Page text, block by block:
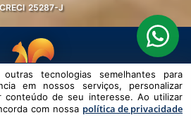
CRECI 25287-J
PELAAGIL.NET
tecnologias semelhantes para melhorar a
tecnologias semelhantes para
em nossos serviços, personalizar
conteúdo de seu interesse. Ao utilizar
com nossa política de privacidade